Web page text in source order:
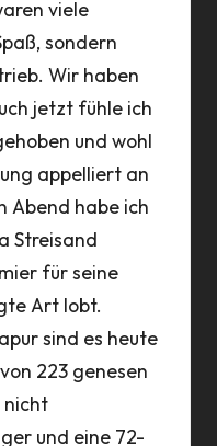
viele
sondern
Wir haben
jetzt fühle ich
und wohl
appelliert an
Abend habe ich
Streisand
für seine
Art lobt.
sind es heute
223 genesen
nicht
und eine 72-